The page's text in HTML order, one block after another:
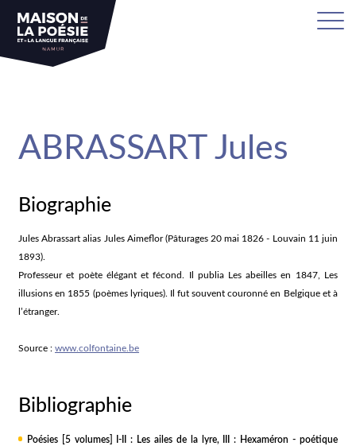
ABRASSART Jules
Biographie
Jules Abrassart alias Jules Aimeflor (Pâturages 20 mai 1826 - Louvain 11 juin
1893).
Professeur et poète élégant et fécond. Il publia Les abeilles en 1847, Les
illusions en 1855 (poèmes lyriques). Il fut souvent couronné en Belgique et à
l’étranger.
Source :www.colfontaine.be
Bibliographie
Poésies [5 volumes] I-II : Les ailes de la lyre, III : Hexaméron - poétique